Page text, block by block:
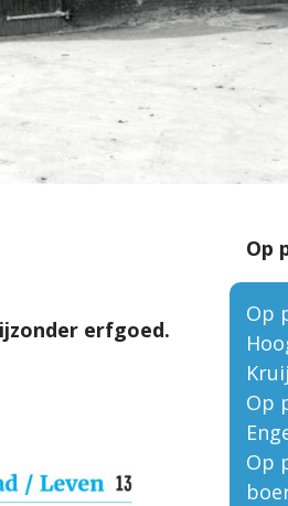
erfgoed.
Op
Op
Op
Op